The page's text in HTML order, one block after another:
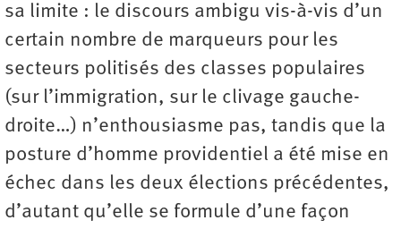
sa limite : le discours ambigu vis-à-vis d’un
certain nombre de marqueurs pour les
secteurs politisés des classes populaires
(sur l’immigration, sur le clivage gauche-
droite…) n’enthousiasme pas, tandis que la
posture d’homme providentiel a été mise en
échec dans les deux élections précédentes,
d’autant qu’elle se formule d’une façon